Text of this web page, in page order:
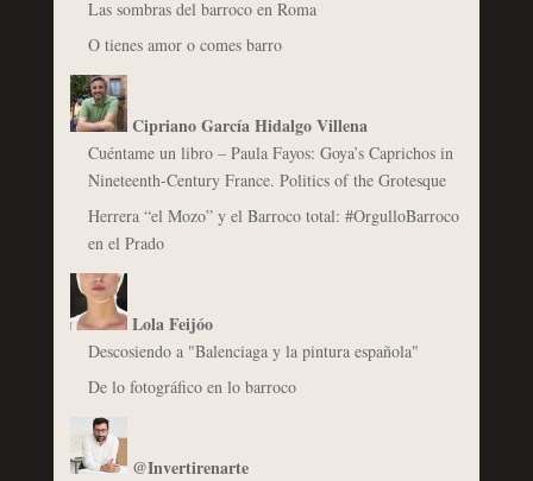
Las sombras del barroco en Roma
O tienes amor o comes barro
Cipriano García Hidalgo Villena
Cuéntame un libro – Paula Fayos: Goya’s Caprichos in
Nineteenth-Century France. Politics of the Grotesque
Herrera “el Mozo” y el Barroco total: #OrgulloBarroco
en el Prado
Lola Feijóo
Descosiendo a "Balenciaga y la pintura española"
De lo fotográfico en lo barroco
@Invertirenarte